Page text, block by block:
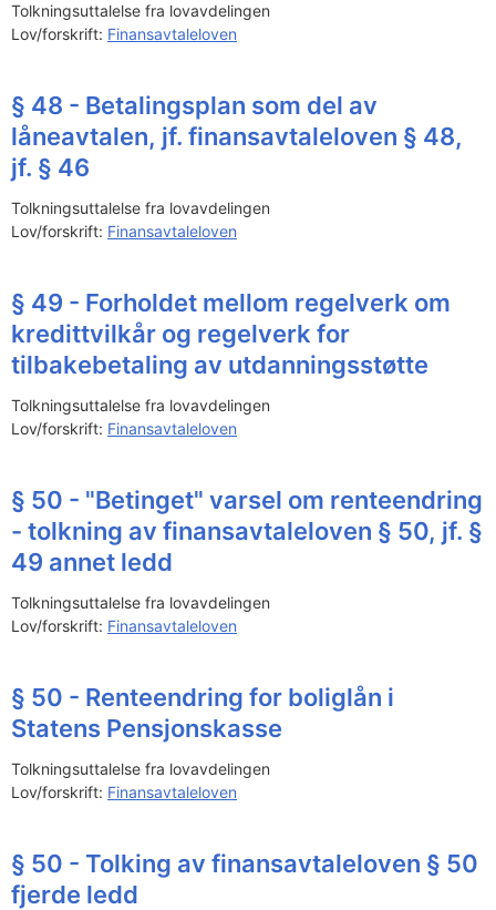
Tolkningsuttalelse fra lovavdelingen
Lov/forskrift: Finansavtaleloven
§ 48 - Betalingsplan som del av
låneavtalen, jf. finansavtaleloven § 48,
jf. § 46
Tolkningsuttalelse fra lovavdelingen
Lov/forskrift: Finansavtaleloven
§ 49 - Forholdet mellom regelverk om
kredittvilkår og regelverk for
tilbakebetaling av utdanningsstøtte
Tolkningsuttalelse fra lovavdelingen
Lov/forskrift: Finansavtaleloven
§ 50 - "Betinget" varsel om renteendring
- tolkning av finansavtaleloven § 50, jf. §
49 annet ledd
Tolkningsuttalelse fra lovavdelingen
Lov/forskrift: Finansavtaleloven
§ 50 - Renteendring for boliglån i
Statens Pensjonskasse
Tolkningsuttalelse fra lovavdelingen
Lov/forskrift: Finansavtaleloven
§ 50 - Tolking av finansavtaleloven § 50
fjerde ledd